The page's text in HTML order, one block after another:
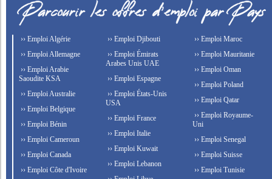
›› Emploi Algérie
›› Emploi Allemagne
›› Emploi Arabie
Saoudite KSA
›› Emploi Australie
›› Emploi Belgique
›› Emploi Bénin
›› Emploi Cameroun
›› Emploi Canada
›› Emploi Côte d'Ivoire
›› Emploi Djibouti
›› Emploi Émirats
Arabes Unis UAE
›› Emploi Espagne
›› Emploi États-Unis
USA
›› Emploi France
›› Emploi Italie
›› Emploi Kuwait
›› Emploi Lebanon
›› Emploi Maroc
›› Emploi Mauritanie
›› Emploi Oman
›› Emploi Poland
›› Emploi Qatar
›› Emploi Royaume-
Uni
›› Emploi Senegal
›› Emploi Suisse
›› Emploi Tunisie